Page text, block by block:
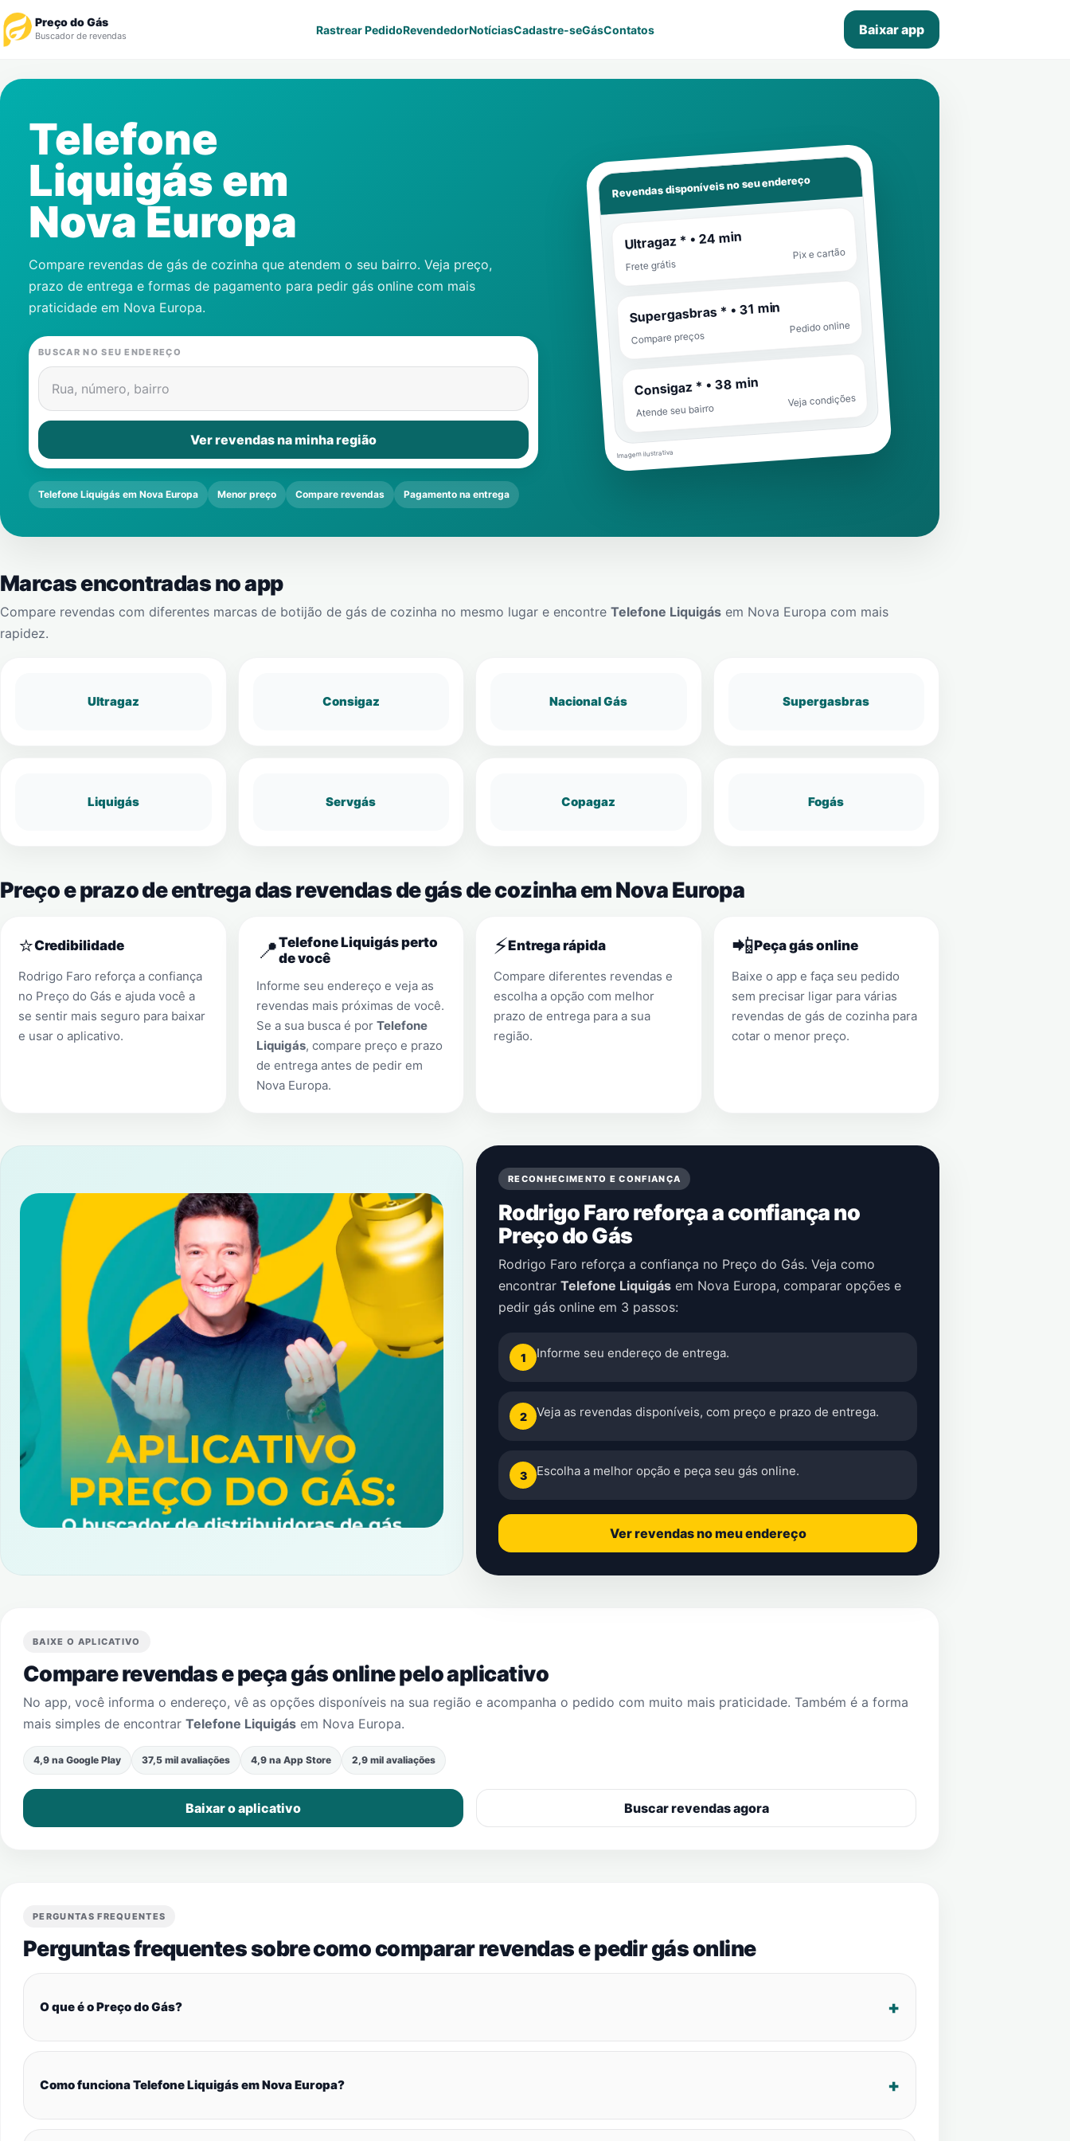
Preço do Gás
Buscador de revendas Rastrear PedidoRevendedorNotíciasCadastre-seGásContatos Baixar app
Revendedor
Notícias
Cadastre-se
Contatos
Telefone
Liquigás em
Nova Europa
Compare revendas de gás de cozinha que atendem o seu bairro. Veja preço,
prazo de entrega e formas de pagamento para pedir gás online com mais
praticidade em Nova Europa.
BUSCAR NO SEU ENDEREÇO
Rua, número, bairro
Ver revendas na minha região
Telefone Liquigás em Nova Europa Menor preço Compare revendas Pagamento na entrega
Revendas disponíveis no seu endereço
Ultragaz * • 24 min
Frete grátis
Pix e cartão
Supergasbras * • 31 min
Compare preços
Pedido online
Consigaz * • 38 min
Atende seu bairro
Veja condições
Imagem ilustrativa
Marcas encontradas no app
Compare revendas com diferentes marcas de botijão de gás de cozinha no mesmo lugar e encontre Telefone Liquigás em Nova Europa com mais
rapidez.
Ultragaz Consigaz Nacional Gás Supergasbras
Liquigás Servgás Copagaz Fogás
Preço e prazo de entrega das revendas de gás de cozinha em Nova Europa
⭐Credibilidade
Rodrigo Faro reforça a confiança
no Preço do Gás e ajuda você a
se sentir mais seguro para baixar
e usar o aplicativo.
📍Telefone Liquigás perto
de você
Informe seu endereço e veja as
revendas mais próximas de você.
Se a sua busca é por Telefone
Liquigás, compare preço e prazo
de entrega antes de pedir em
Nova Europa.
⚡Entrega rápida
Compare diferentes revendas e
escolha a opção com melhor
prazo de entrega para a sua
região.
📲Peça gás online
Baixe o app e faça seu pedido
sem precisar ligar para várias
revendas de gás de cozinha para
cotar o menor preço.
RECONHECIMENTO E CONFIANÇA
Rodrigo Faro reforça a confiança no
Preço do Gás
Rodrigo Faro reforça a confiança no Preço do Gás. Veja como
encontrar Telefone Liquigás em Nova Europa, comparar opções e
pedir gás online em 3 passos:
1 Informe seu endereço de entrega.
2 Veja as revendas disponíveis, com preço e prazo de entrega.
3 Escolha a melhor opção e peça seu gás online.
Ver revendas no meu endereço
BAIXE O APLICATIVO
Compare revendas e peça gás online pelo aplicativo
No app, você informa o endereço, vê as opções disponíveis na sua região e acompanha o pedido com muito mais praticidade. Também é a forma
mais simples de encontrar Telefone Liquigás em Nova Europa.
4,9 na Google Play 37,5 mil avaliações 4,9 na App Store 2,9 mil avaliações
Baixar o aplicativo Buscar revendas agora
PERGUNTAS FREQUENTES
Perguntas frequentes sobre como comparar revendas e pedir gás online
O que é o Preço do Gás?
Como funciona Telefone Liquigás em Nova Europa?